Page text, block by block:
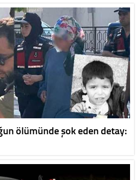
ölümünde şok eden detay: